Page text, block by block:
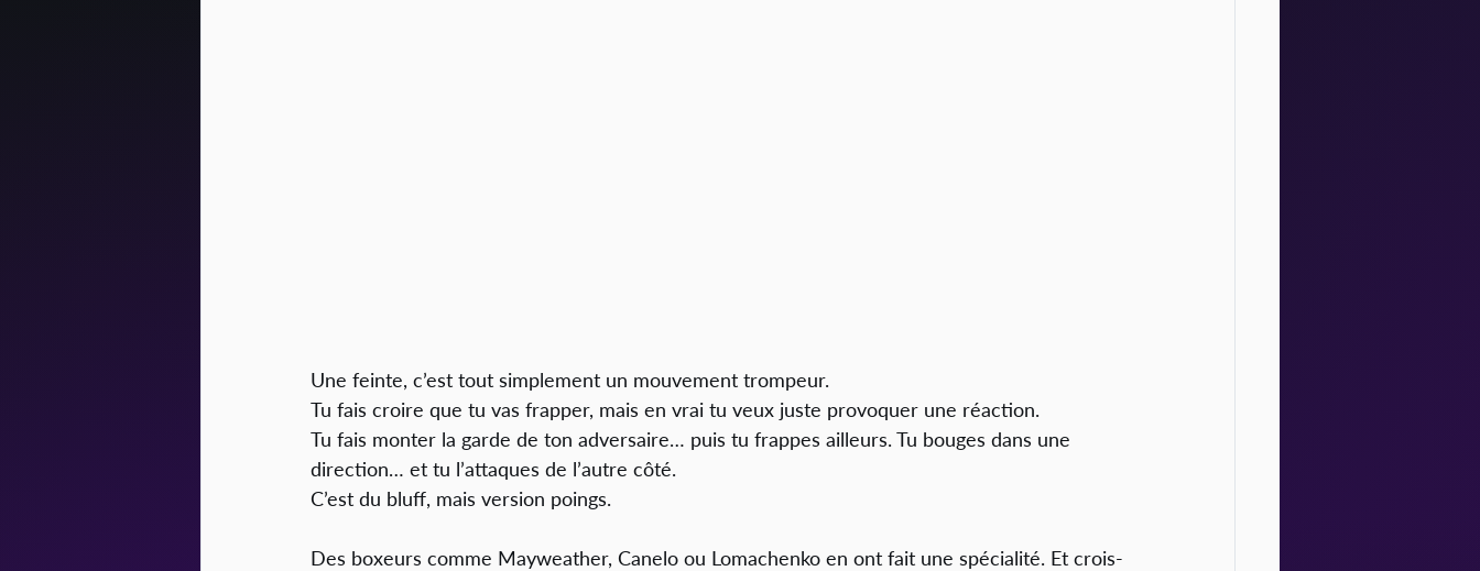
Une feinte, c’est tout simplement un mouvement trompeur.
Tu fais croire que tu vas frapper, mais en vrai tu veux juste provoquer une réaction.
Tu fais monter la garde de ton adversaire… puis tu frappes ailleurs. Tu bouges dans une
direction… et tu l’attaques de l’autre côté.
C’est du bluff, mais version poings.
Des boxeurs comme Mayweather, Canelo ou Lomachenko en ont fait une spécialité. Et crois-